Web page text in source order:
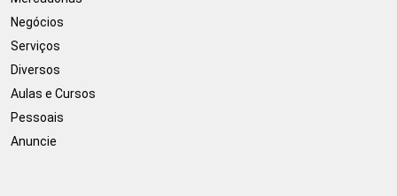
Negócios
Serviços
Diversos
Aulas e Cursos
Pessoais
Anuncie